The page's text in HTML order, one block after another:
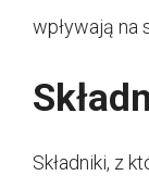
wpływają na
Składniki, z